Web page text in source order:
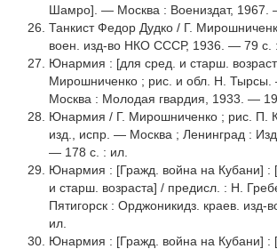
Шамро]. — Москва : Воениздат, 1967.
Танкист Федор Дудко / Г.
воен. изд-во НКО СССР, 1936. — 79 с. :
Юнармия : [для сред. и старш.
Мирошниченко ; рис. и обл. Н. Тырсы.
Москва : Молодая гвардия, 1933. —
Юнармия / Г. Мирошниченко ; рис. П.
изд., испр. — Москва ; Ленинград :
— 178 с. : ил.
Юнармия : [Гражд. война на Кубани] :
и старш. возраста] / предисл. : Н.
Пятигорск : Орджоникидз. краев.
ил.
Юнармия : [Гражд. война на Кубани] :